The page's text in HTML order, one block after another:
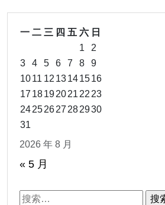
2026 年 8 月
一 二 三 四 五 六 日
1
2
3
4 5 6 7 8
9
1011 12 13141516
17 18192021 22 23
24252627 282930
31
« 5 月
搜